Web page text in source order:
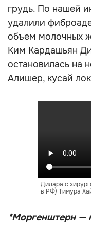
грудь. По нашей
удалили
объем молочных
Ким Кардашьян
остановилась на
Алишер, кусай
Дилара с
в РФ) Тимура
*Моргенштерн —